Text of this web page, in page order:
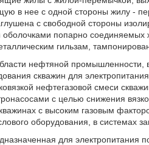
в нее с одной стороны жилу -
с свободной стороны
попарно
гильзам,
нефтяной промышленности,
скважин для
нефтегазовой смеси
с целью снижения
с высоким газовым
оборудования, в системах
для электропитания